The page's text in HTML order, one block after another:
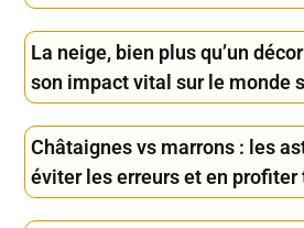
La neige, bien plus qu’un
son impact vital sur le monde
Châtaignes vs marrons : les
éviter les erreurs et en profiter